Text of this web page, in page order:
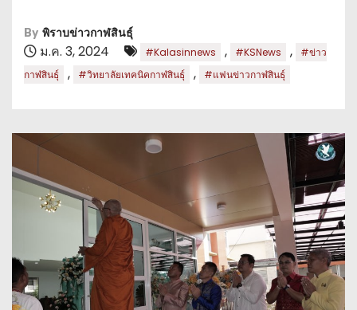
By พิราบข่าวกาฬสินธุ์
ม.ค. 3, 2024 #Kalasinnews , #KSNews ,
#ข่าว
กาฬสินธุ์
, #วิทยาลัยเทคนิคกาฬสินธุ์ , #แฟนข่าวกาฬสินธุ์